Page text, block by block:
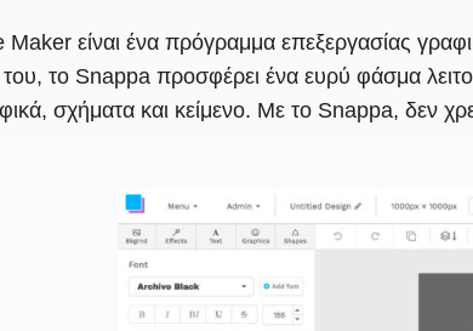
είναι ένα πρόγραμμα επεξεργασίας
το Snappa προσφέρει ένα ευρύ φάσμα
σχήματα και κείμενο. Με το Snappa, δεν